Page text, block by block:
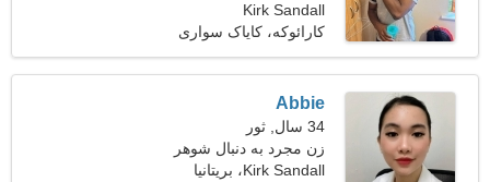
ملاقات کند
Kirk Sandall
کارائوکه، کایاک سواری
Abbie
34 سال, ثور
زن مجرد به دنبال شوهر
Kirk Sandall، بریتانیا